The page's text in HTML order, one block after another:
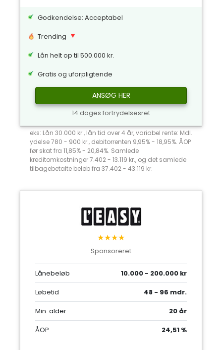
Godkendelse: Acceptabel
Trending
Lån helt op til 500.000 kr.
Gratis og uforpligtende
ANSØG HER
14 dages fortrydelsesret
eks: Lån 30.000 kr., lån tid over 4 år, variabel rente: Mdl.
ydelse 780 - 900 kr., debitorrenten 9,95% - 18,95%. ÅOP
før skat fra 11,85% - 20,84%. Samlede
kreditomkostninger 7.402 - 13.119 kr., og det samlede
tilbagebetalte beløb fra 37.402 - 43.119 kr.
★★★★
Sponsoreret
Lånebeløb
10.000 - 200.000 kr
Løbetid
48 - 96 mdr.
Min. alder
20 år
ÅOP
24,51 %